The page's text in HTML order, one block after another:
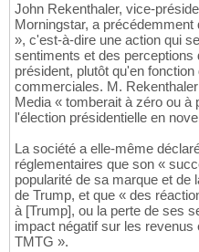
John Rekenthaler, vice-
Morningstar, a
», c'est-à-dire une action qui
sentiments et des
président, plutôt qu'en
commerciales. M.
Media « tomberait à zéro ou à
l'élection présidentielle en
La société a elle-même
réglementaires que son «
popularité de sa marque et de
de Trump, et que « des
à [Trump], ou la perte de ses
impact négatif sur les
TMTG ».